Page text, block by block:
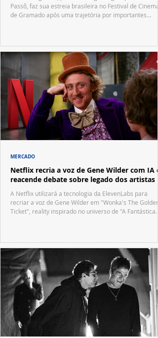
Passô, faz sua estreia brasileira no Festival de Cinema
de Gramado após uma trajetória por importantes
Netflix recria a voz de Gene Wilder com IA e
reacende debate sobre legado dos artistas
A Netflix utilizará a tecnologia da ElevenLabs para
recriar a voz de Gene Wilder em "Wonka's The Golden
Ticket", reality inspirado no universo de "A Fantástica
MERCADO